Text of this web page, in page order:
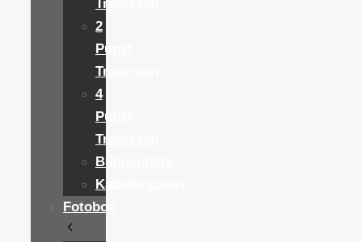
Traversen
2
Punkt
Traversen
4
Punkt
Traversen
Bühnenteile
Kabelbrücken
Fotobox